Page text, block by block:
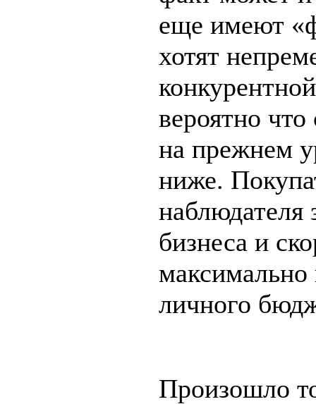
еще имеют
хотят
вероятно
на прежнем
ниже.
наблюдателя
бизнеса и
максимально
личного
Произошло